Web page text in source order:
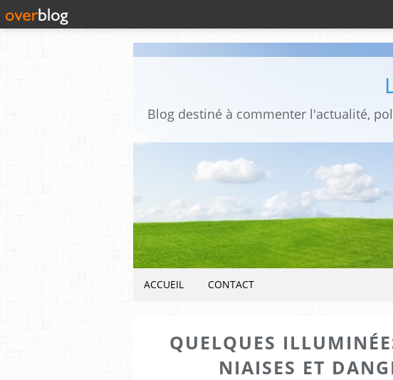
ACCUEIL CONTACT
QUELQUES
NIAISES ET